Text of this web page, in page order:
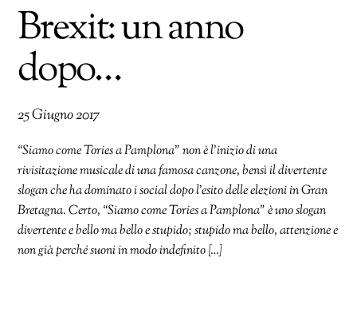
Brexit: un anno
dopo…
25 Giugno 2017
“Siamo come Tories a Pamplona” non è l’inizio di una
rivisitazione musicale di una famosa canzone, bensì il divertente
slogan che ha dominato i social dopo l’esito delle elezioni in Gran
Bretagna. Certo, “Siamo come Tories a Pamplona” è uno slogan
divertente e bello ma bello e stupido; stupido ma bello, attenzione e
non già perché suoni in modo indefinito […]